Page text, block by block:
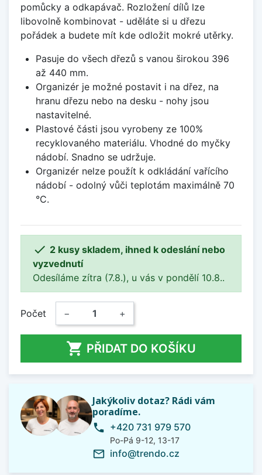
pomůcky a odkapávač. Rozložení dílů lze
libovolně kombinovat - uděláte si u dřezu
pořádek a budete mít kde odložit mokré utěrky.
Pasuje do všech dřezů s vanou širokou 396
až 440 mm.
Organizér je možné postavit i na dřez, na
hranu dřezu nebo na desku - nohy jsou
nastavitelné.
Plastové části jsou vyrobeny ze 100%
recyklovaného materiálu. Vhodné do myčky
nádobí. Snadno se udržuje.
Organizér nelze použít k odkládání vařícího
nádobí - odolný vůči teplotám maximálně 70
°C.
 2 kusy skladem, ihned k odeslání nebo
vyzvednutí
Odesíláme zítra (7.8.), u vás v pondělí 10.8..
Počet − +
 PŘIDAT DO KOŠÍKU
Jakýkoliv dotaz? Rádi vám
poradíme.
phone +420 731 979 570
Po-Pá 9-12, 13-17
mail_outline info@trendo.cz